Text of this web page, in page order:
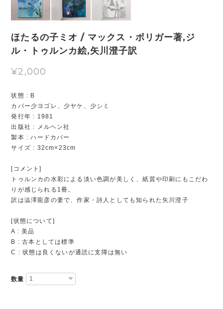
ほたるの子ミオ / マックス・ボリガー著,ジ
ル・トゥルンカ絵,矢川澄子訳
¥2,000
状態 : B
カバー少ヨゴレ、少ヤケ、少シミ
発行年 : 1981
出版社 : メルヘン社
製本 : ハードカバー
サイズ : 32cm×23cm
[コメント]
トゥルンカの水彩による淡い色調が美しく、紙質や印刷にもこだわ
りが感じられる1冊。
訳は澁澤龍彦の妻で、作家・詩人としても知られた矢川澄子
[状態について]
A : 美品
B : 古本としては標準
C : 状態は良くないが通読に支障は無い
数量